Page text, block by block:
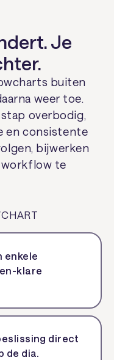
Je
buiten
weer toe.
overbodig,
en consistente
bijwerken
workflow te
enkele
klare
direct
de dia.